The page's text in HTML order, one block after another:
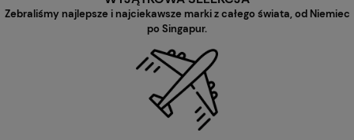
Zebraliśmy najlepsze i najciekawsze marki z całego świata, od Niemiec
po Singapur.